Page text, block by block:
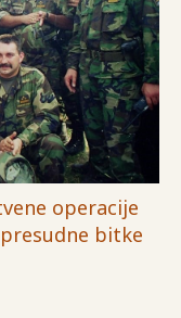
operacije
presudne bitke